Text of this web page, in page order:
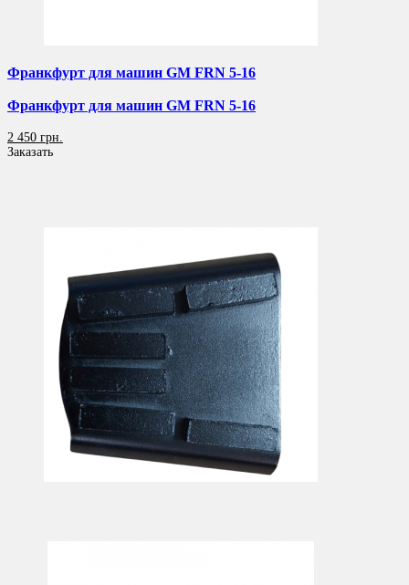
Франкфурт для машин GM FRN 5-16
Франкфурт для машин GM FRN 5-16
2 450 грн.
Заказать